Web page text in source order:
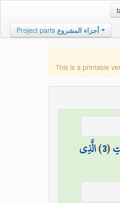
Project parts أجزاء المشروع
This is a printable
(
3
)الَّذِي